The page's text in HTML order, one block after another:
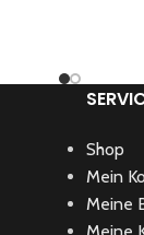
Shop
Mein
Meine